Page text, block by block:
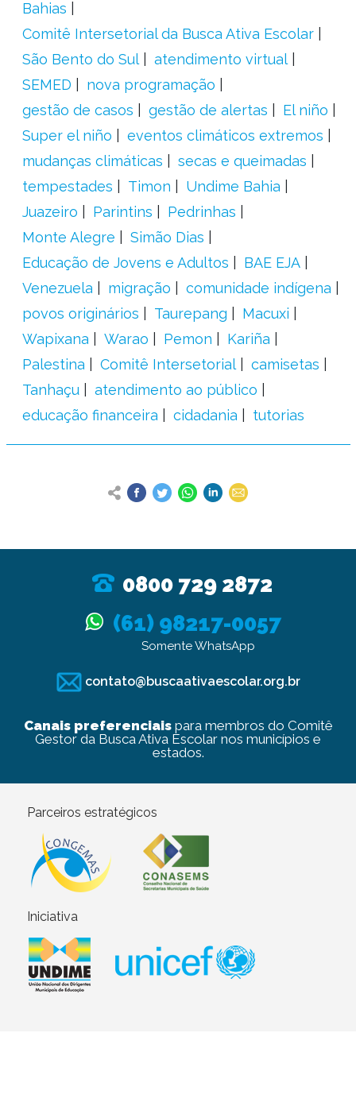
Bahias
Comitê Intersetorial da Busca Ativa Escolar
São Bento do Sul
atendimento virtual
SEMED
nova programação
gestão de casos
gestão de alertas
El niño
Super el niño
eventos climáticos extremos
mudanças climáticas
secas e queimadas
tempestades
Timon
Undime Bahia
Juazeiro
Parintins
Pedrinhas
Monte Alegre
Simão Dias
Educação de Jovens e Adultos
BAE EJA
Venezuela
migração
comunidade indígena
povos originários
Taurepang
Macuxi
Wapixana
Warao Pemon
Kariña
Palestina
Comitê Intersetorial
camisetas
Tanhaçu
atendimento ao público
educação financeira
cidadania tutorias
0800 729 2872
(61) 98217-0057
Somente WhatsApp
contato@buscaativaescolar.org.br
Canais preferenciaispara membros do Comitê
Gestor da Busca Ativa Escolar nos municípios e
estados.
Parceiros estratégicos
Iniciativa